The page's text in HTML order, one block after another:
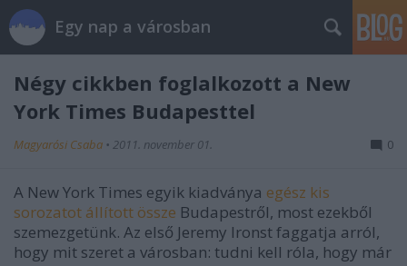
Egy nap a városban
Négy cikkben foglalkozott a New
York Times Budapesttel
Magyarósi Csaba • 2011. november 01. 0
A New York Times egyik kiadványa egész kis
sorozatot állított össze Budapestről, most ezekből
szemezgetünk. Az első Jeremy Ironst faggatja arról,
hogy mit szeret a városban: tudni kell róla, hogy már